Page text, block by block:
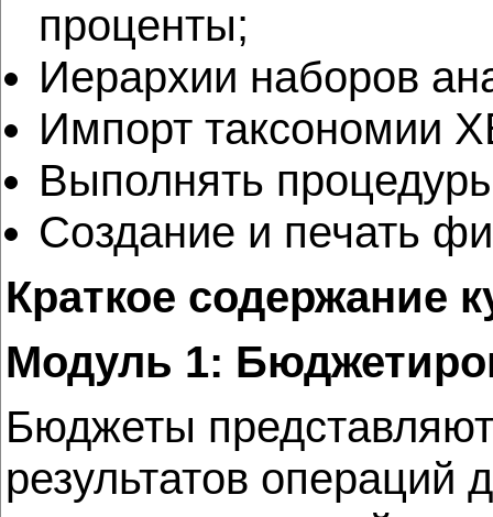
проценты;
Иерархии наборов
Импорт таксономии
Выполнять
Создание и печать
Краткое содержание
Модуль 1:
Бюджеты
результатов операций